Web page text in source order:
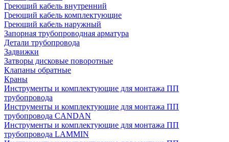
Греющий кабель внутренний
Греющий кабель комплектующие
Греющий кабель наружный
Запорная трубопроводная арматура
Детали трубопровода
Задвижки
Затворы дисковые поворотные
Клапаны обратные
Краны
Инструменты и комплектующие для монтажа ПП
трубопровода
Инструменты и комплектующие для монтажа ПП
трубопровода CANDAN
Инструменты и комплектующие для монтажа ПП
трубопровода LAMMIN